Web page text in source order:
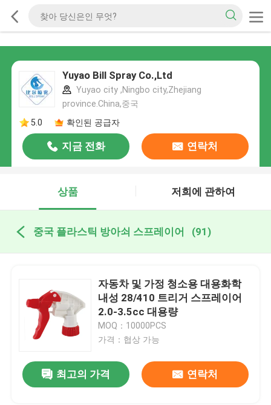
Yuyao Bill Spray Co.,Ltd
Yuyao city ,Ningbo city,Zhejiang
province.China,중국
5.0
확인된 공급자
지금 전화 연락처
상품 저희에 관하여
중국 플라스틱 방아쇠 스프레이어 (91)
자동차 및 가정 청소용 대용화학
내성 28/410 트리거 스프레이어
2.0-3.5cc 대용량
MOQ：10000PCS
가격：협상 가능
최고의 가격 연락처